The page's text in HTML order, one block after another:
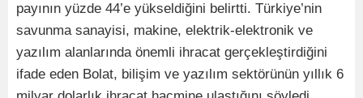
payının yüzde 44’e yükseldiğini belirtti. Türkiye’nin
savunma sanayisi, makine, elektrik-elektronik ve
yazılım alanlarında önemli ihracat gerçekleştirdiğini
ifade eden Bolat, bilişim ve yazılım sektörünün yıllık 6